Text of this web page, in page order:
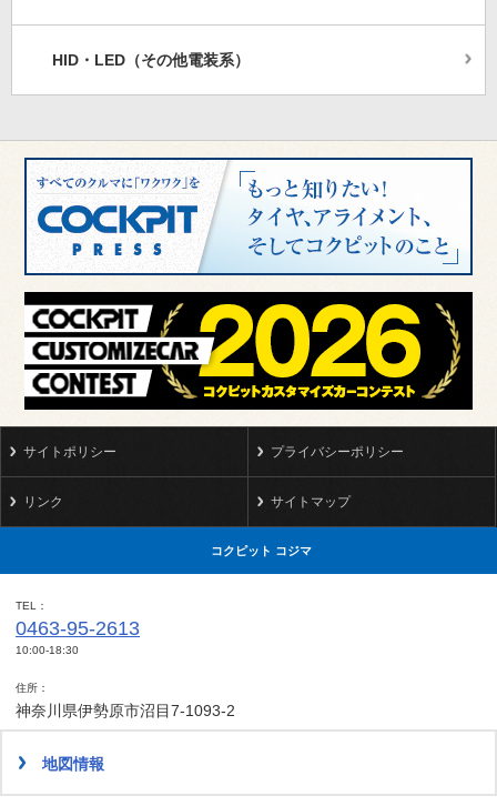
HID・LED（その他電装系）
サイトポリシー プライバシーポリシー
リンク サイトマップ
コクピット コジマ
TEL
0463-95-2613
10:00-18:30
住所
神奈川県伊勢原市沼目7-1093-2
地図情報